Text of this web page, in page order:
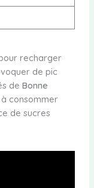
recharger
de pic
de Bonne
consommer
de sucres